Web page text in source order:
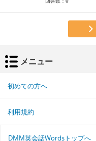
メニュー
初めての方へ
利用規約
DMM英会話Wordsトップへ